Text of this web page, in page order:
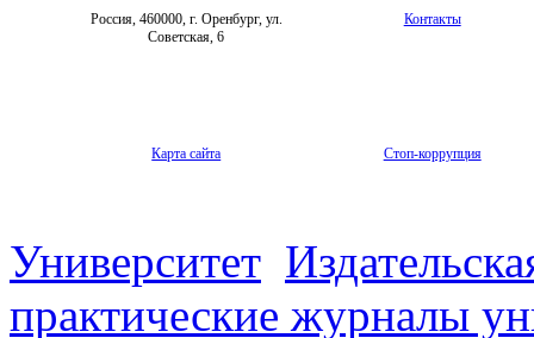
Россия, 460000, г. Оренбург, ул.
Советская, 6
Контакты
Карта сайта Стоп-коррупция
Университет
практические журналы